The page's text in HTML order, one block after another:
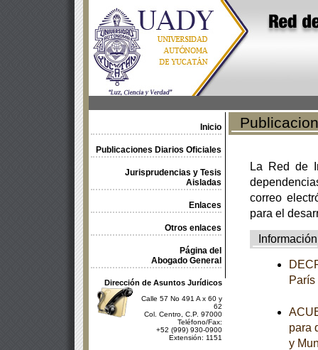
Inicio
Publicaciones Diarios Oficiales
Jurisprudencias y Tesis
Aisladas
Enlaces
Otros enlaces
Página del
Abogado General
Dirección de Asuntos Jurídicos
Calle 57 No 491 A x 60 y
62
Col. Centro, C.P. 97000
Teléfono/Fax:
+52 (999) 930-0900
Extensión: 1151
La Red de
correo
para el
Información
para
y